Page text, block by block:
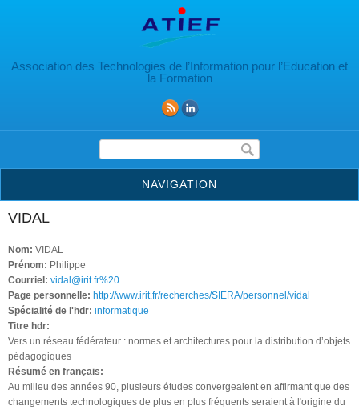
Association des Technologies de l’Information pour l’Education et
la Formation
Formulaire de recherche
NAVIGATION
VIDAL
Nom: VIDAL
Prénom: Philippe
Courriel: vidal@irit.fr%20
Page personnelle: http://www.irit.fr/recherches/SIERA/personnel/vidal
Spécialité de l'hdr: informatique
Titre hdr:
Vers un réseau fédérateur : normes et architectures pour la distribution d’objets
pédagogiques
Résumé en français:
Au milieu des années 90, plusieurs études convergeaient en affirmant que des
changements technologiques de plus en plus fréquents seraient à l'origine du